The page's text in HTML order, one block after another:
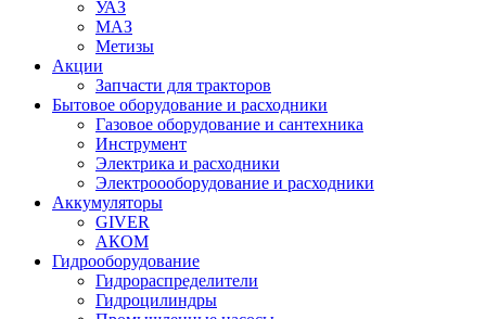
УАЗ
МАЗ
Метизы
Акции
Запчасти для тракторов
Бытовое оборудование и расходники
Газовое оборудование и сантехника
Инструмент
Электрика и расходники
Электроооборудование и расходники
Аккумуляторы
GIVER
АКОМ
Гидрооборудование
Гидрораспределители
Гидроцилиндры